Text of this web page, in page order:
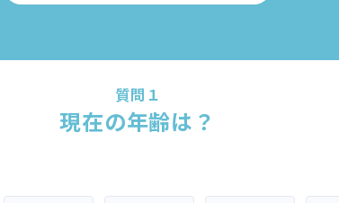
質問１
現在の年齢は？